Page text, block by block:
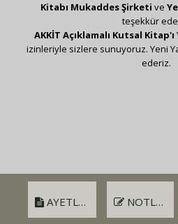
AYETLER NOTLAR
Kitabı Mukaddes Şirketi ve
teşekkür
AKKİT Açıklamalı Kutsal Kitap'ı
izinleriyle sizlere sunuyoruz. Yeni
ederiz.